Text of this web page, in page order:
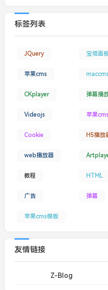
标签列表
JQuery 宝塔面
苹果cms maccms
CKplayer 弹幕播
Videojs 苹果
Cookie H5播放
web播放器
教程 HTML
广告 弹幕
苹果cms模板
友情链接
Z-Blog